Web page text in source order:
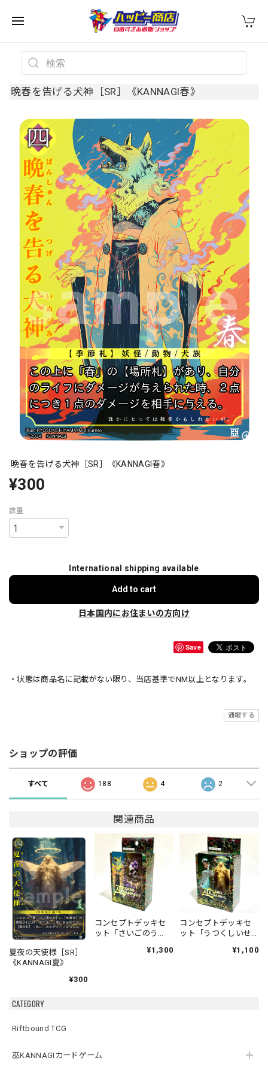
CATEGORY
Riftbound TCG
巫KANNAGIカードゲーム
晩春を告げる犬神［SR］《KANNAGI春》
晩春を告げる犬神［SR］《KANNAGI春》
¥300
数量
International shipping available
Add to cart
日本国内にお住まいの方向け
Save
・状態は商品名に記載がない限り、当店基準でNM以上となります。
通報する
ショップの評価
すべて 188 4 2
関連商品
夏夜の天使様［SR］
《KANNAGI夏》
¥300
コンセプトデッキセ
ット「さいごのう
¥1,300
コンセプトデッキセ
ット「うつくしいせ
¥1,100